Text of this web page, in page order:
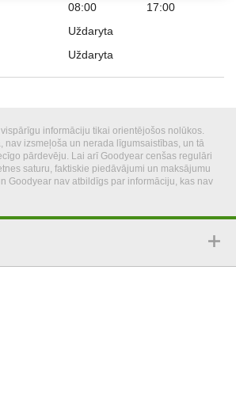
08:00
17:00
Uždaryta
Uždaryta
informāciju tikai orientējošos nolūkos.
nav izsmeļoša un nerada līgumsaistības, un tā
pārdevēju. Lai arī Goodyear cenšas regulāri
saturu, faktiskie piedāvājumi un maksājumu
Goodyear nav atbildīgs par informāciju, kas nav